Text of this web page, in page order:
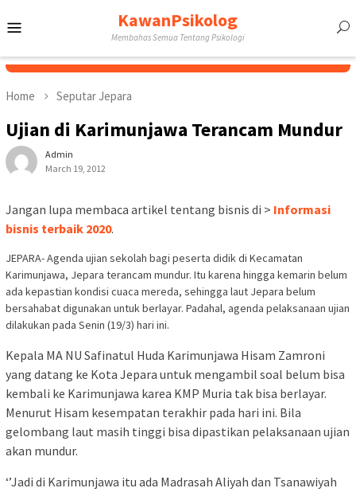
to
KawanPsikolog
Membahas Semua Tentang Psikologi
Home Seputar Jepara
Ujian di Karimunjawa Terancam Mundur
Admin
March 19, 2012
Jangan lupa membaca artikel tentang bisnis di > Informasi
bisnis terbaik 2020.
JEPARA- Agenda ujian sekolah bagi peserta didik di Kecamatan
Karimunjawa, Jepara terancam mundur. Itu karena hingga kemarin belum
ada kepastian kondisi cuaca mereda, sehingga laut Jepara belum
bersahabat digunakan untuk berlayar. Padahal, agenda pelaksanaan ujian
dilakukan pada Senin (19/3) hari ini.
Kepala MA NU Safinatul Huda Karimunjawa Hisam Zamroni
yang datang ke Kota Jepara untuk mengambil soal belum bisa
kembali ke Karimunjawa karea KMP Muria tak bisa berlayar.
Menurut Hisam kesempatan terakhir pada hari ini. Bila
gelombang laut masih tinggi bisa dipastikan pelaksanaan ujian
akan mundur.
‘’Jadi di Karimunjawa itu ada Madrasah Aliyah dan Tsanawiyah